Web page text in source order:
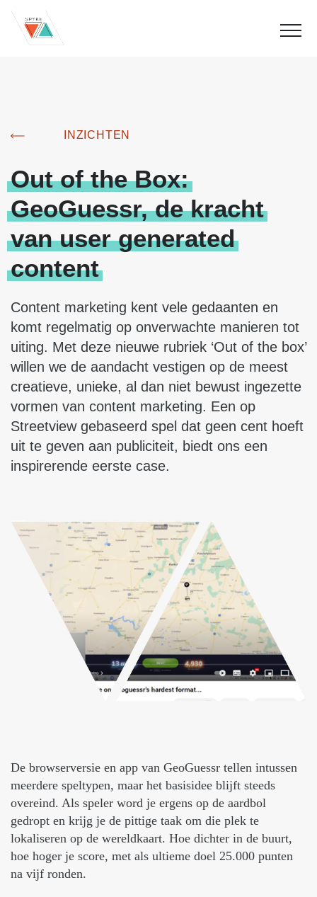
INZICHTEN
Out of the Box:
GeoGuessr, de kracht
van user generated
content
Content marketing kent vele gedaanten en
komt regelmatig op onverwachte manieren tot
uiting. Met deze nieuwe rubriek ‘Out of the box’
willen we de aandacht vestigen op de meest
creatieve, unieke, al dan niet bewust ingezette
vormen van content marketing. Een op
Streetview gebaseerd spel dat geen cent hoeft
uit te geven aan publiciteit, biedt ons een
inspirerende eerste case.
De browserversie en app van GeoGuessr tellen intussen
meerdere speltypen, maar het basisidee blijft steeds
overeind. Als speler word je ergens op de aardbol
gedropt en krijg je de pittige taak om die plek te
lokaliseren op de wereldkaart. Hoe dichter in de buurt,
hoe hoger je score, met als ultieme doel 25.000 punten
na vijf ronden.